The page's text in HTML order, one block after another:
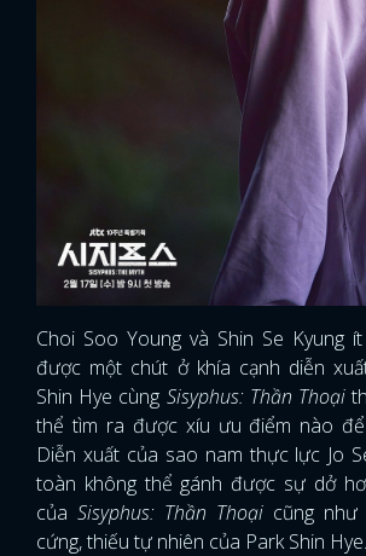
Choi Soo Young và Shin Se Kyung
được một chút ở khía cạnh diễn
Shin Hye cùng Sisyphus: Thần Thoại
thể tìm ra được xíu ưu điểm nào
Diễn xuất của sao nam thực lực Jo
toàn không thể gánh được sự dở
của Sisyphus: Thần Thoại cũng như
cứng, thiếu tự nhiên của Park Shin Hye.